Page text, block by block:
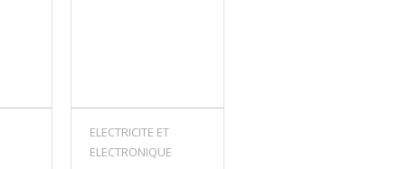
ELECTRICITE ET
ELECTRONIQUE